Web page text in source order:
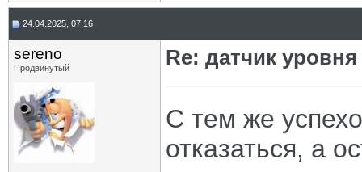
24.04.2025, 07:16
sereno
Продвинутый Re: датчик
С тем же
отказаться, а